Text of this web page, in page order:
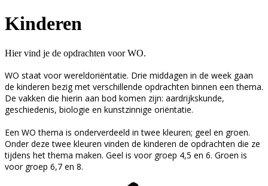
Kinderen
Hier vind je de opdrachten voor WO.
WO staat voor wereldoriëntatie. Drie middagen in de week gaan
de kinderen bezig met verschillende opdrachten binnen een thema.
De vakken die hierin aan bod komen zijn: aardrijkskunde,
geschiedenis, biologie en kunstzinnige oriëntatie.
Een WO thema is onderverdeeld in twee kleuren; geel en groen.
Onder deze twee kleuren vinden de kinderen de opdrachten die ze
tijdens het thema maken. Geel is voor groep 4,5 en 6. Groen is
voor groep 6,7 en 8.